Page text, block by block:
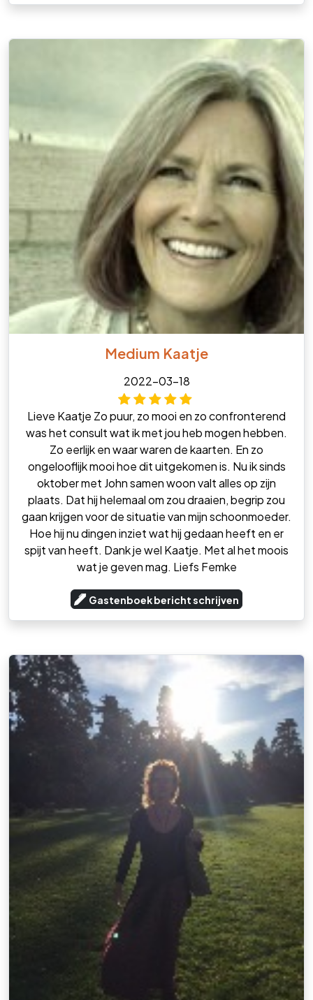
Medium Kaatje
2022-03-18
Lieve Kaatje Zo puur, zo mooi en zo confronterend
was het consult wat ik met jou heb mogen hebben.
Zo eerlijk en waar waren de kaarten. En zo
ongelooflijk mooi hoe dit uitgekomen is. Nu ik sinds
oktober met John samen woon valt alles op zijn
plaats. Dat hij helemaal om zou draaien, begrip zou
gaan krijgen voor de situatie van mijn schoonmoeder.
Hoe hij nu dingen inziet wat hij gedaan heeft en er
spijt van heeft. Dank je wel Kaatje. Met al het moois
wat je geven mag. Liefs Femke
Gastenboek bericht schrijven